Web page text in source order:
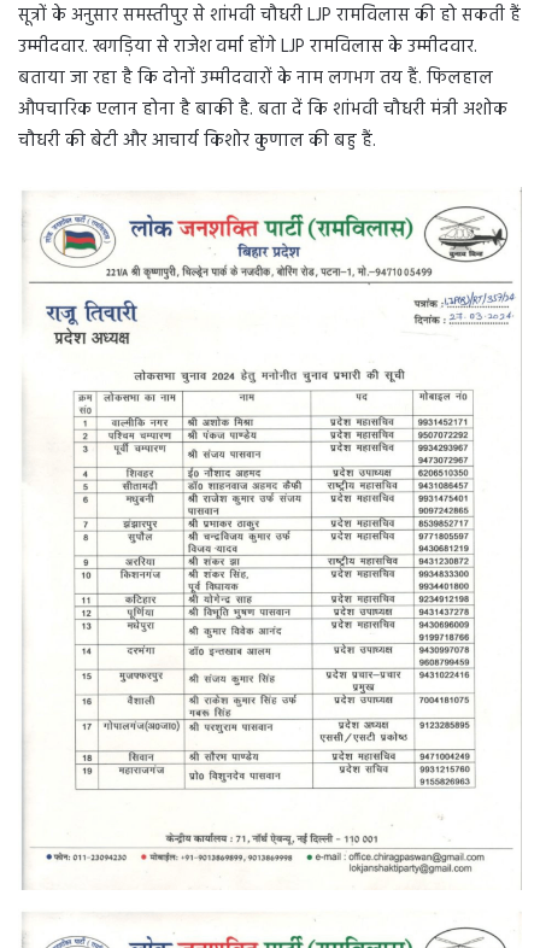
सूत्रों के अनुसार समस्तीपुर से शांभवी चौधरी LJP रामविलास की हो सकती हैं
उम्मीदवार. खगड़िया से राजेश वर्मा होंगे LJP रामविलास के उम्मीदवार.
बताया जा रहा है कि दोनों उम्मीदवारों के नाम लगभग तय हैं. फिलहाल
औपचारिक एलान होना है बाकी है. बता दें कि शांभवी चौधरी मंत्री अशोक
चौधरी की बेटी और आचार्य किशोर कुणाल की बहु हैं.